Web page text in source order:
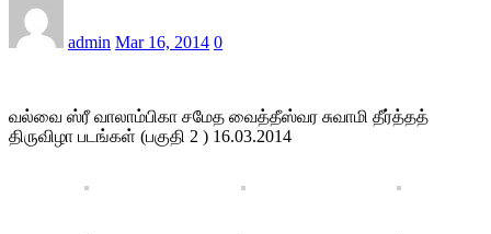
admin Mar 16, 2014 0
வல்வை ஸ்ரீ வாலாம்பிகா சமேத வைத்தீஸ்வர சுவாமி தீர்த்தத்
திருவிழா படங்கள் (பகுதி 2 ) 16.03.2014